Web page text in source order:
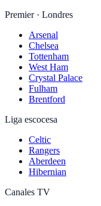
Premier · Londres
Arsenal
Chelsea
Tottenham
West Ham
Crystal Palace
Fulham
Brentford
Liga escocesa
Celtic
Rangers
Aberdeen
Hibernian
Canales TV